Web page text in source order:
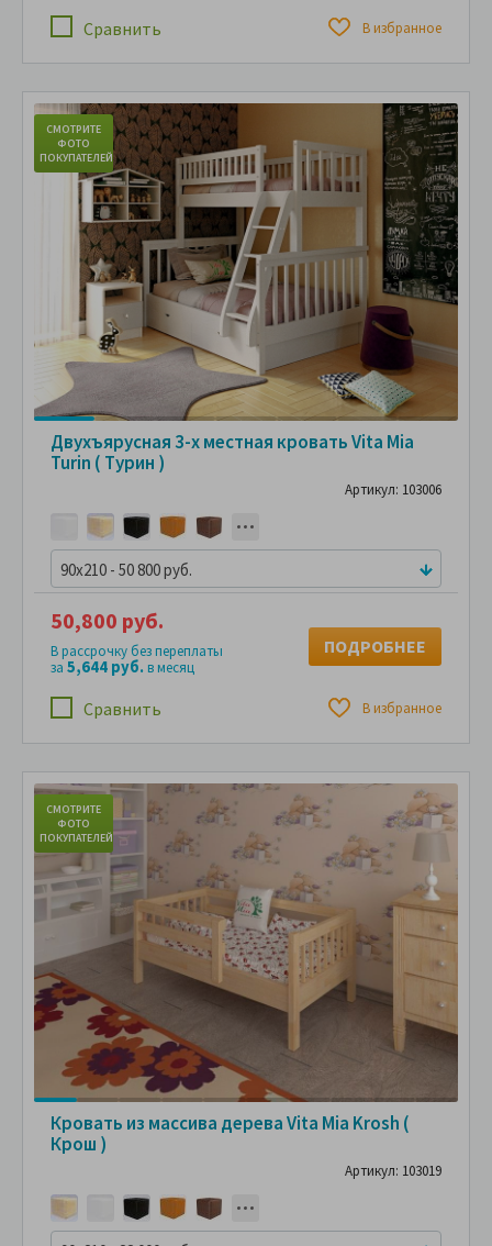
Сравнить В избранное
СМОТРИТЕ
ФОТО
ПОКУПАТЕЛЕЙ
Двухъярусная 3-х местная кровать Vita Mia
Turin ( Турин )
Артикул: 103006
90x210 - 50 800 руб.
Сравнить В избранное
50,800 руб.
В рассрочку без переплаты
за 5,644 руб.в месяц
ПОДРОБНЕЕ
СМОТРИТЕ
ФОТО
ПОКУПАТЕЛЕЙ
Кровать из массива дерева Vita Mia Krosh (
Крош )
Артикул: 103019